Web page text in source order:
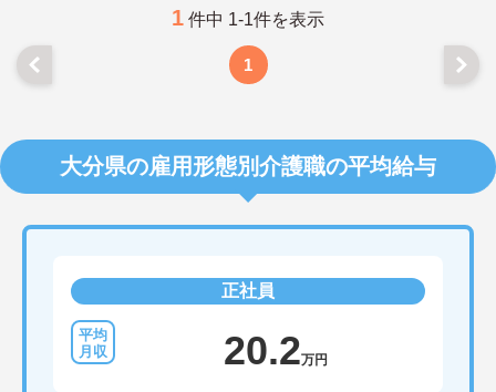
1 件中 1-1件を表示
1
大分県の雇用形態別介護職の平均給与
正社員
20.2万円